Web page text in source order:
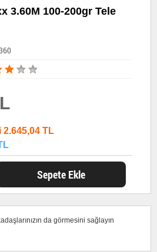
3.60M 100-200gr Tele
TL
Sepete Ekle
da görmesini sağlayın